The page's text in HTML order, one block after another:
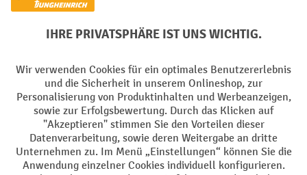
Elektrogeräte Rückname
Batterie Rückname
AGB Impressum Datenschutz